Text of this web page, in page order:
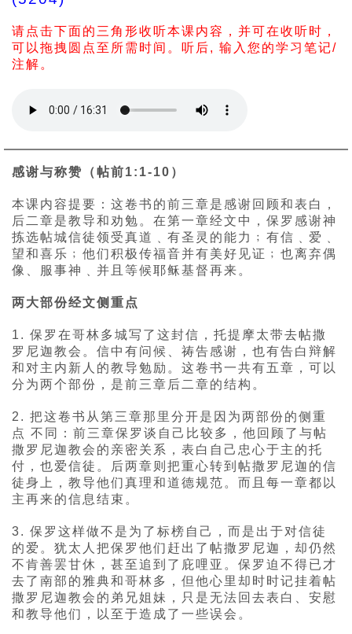
请点击下面的三角形收听本课内容，并可在收听时，
可以拖拽圆点至所需时间。 听后, 输入您的学习笔记/
注解。
感谢与称赞（帖前1:1-10）
本课内容提要：这卷书的前三章是感谢回顾和表白，
后二章是教导和劝勉。在第一章经文中，保罗感谢神
拣选帖城信徒领受真道﹑有圣灵的能力﹔有信﹑爱﹑
望和喜乐﹔他们积极传福音并有美好见证﹔也离弃偶
像、服事神﹑并且等候耶稣基督再来。
两大部份经文侧重点
1. 保罗在哥林多城写了这封信，托提摩太带去帖撒
罗尼迦教会。信中有问候、祷告感谢，也有告白辩解
和对主内新人的教导勉励。这卷书一共有五章，可以
分为两个部份，是前三章后二章的结构。
2. 把这卷书从第三章那里分开是因为两部份的侧重
点 不同：前三章保罗谈自己比较多，他回顾了与帖
撒罗尼迦教会的亲密关系，表白自己忠心于主的托
付，也爱信徒。后两章则把重心转到帖撒罗尼迦的信
徒身上，教导他们真理和道德规范。而且每一章都以
主再来的信息结束。
3. 保罗这样做不是为了标榜自己，而是出于对信徒
的爱。犹太人把保罗他们赶出了帖撒罗尼迦，却仍然
不肯善罢甘休，甚至追到了庇哩亚。保罗迫不得已才
去了南部的雅典和哥林多，但他心里却时时记挂着帖
撒罗尼迦教会的弟兄姐妹，只是无法回去表白、安慰
和教导他们，以至于造成了一些误会。